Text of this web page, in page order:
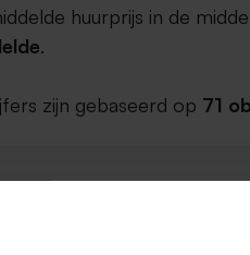
huurprijs in de
.
zijn gebaseerd op 71